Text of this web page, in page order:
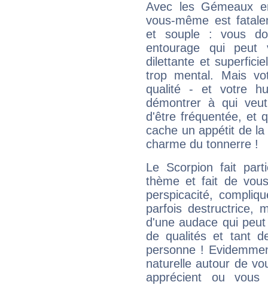
Avec les Gémeaux
vous-même est
et souple : vous
entourage qui
dilettante et
trop mental. Mais
qualité - et votre
démontrer à qui
d'être fréquentée, et
cache un appétit de
charme du tonnerre !
Le Scorpion fait
thème et fait de
perspicacité,
parfois destructrice,
d'une audace qui
de qualités et tant
personne !
naturelle autour de
apprécient ou